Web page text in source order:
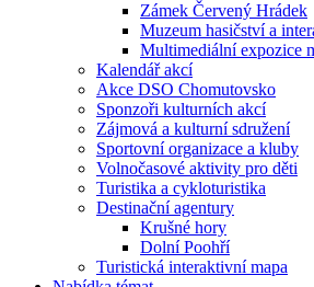
Zámek Červený Hrádek
Muzeum hasičství a
Multimediální expozice
Kalendář akcí
Akce DSO Chomutovsko
Sponzoři kulturních akcí
Zájmová a kulturní sdružení
Sportovní organizace a kluby
Volnočasové aktivity pro děti
Turistika a cykloturistika
Destinační agentury
Krušné hory
Dolní Poohří
Turistická interaktivní mapa